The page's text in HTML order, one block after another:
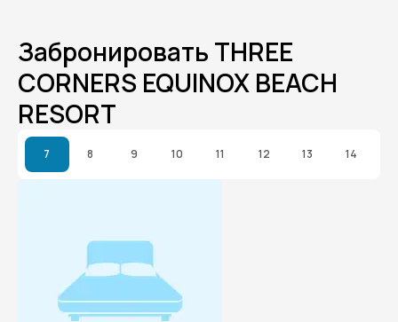
Забронировать THREE
CORNERS EQUINOX BEACH
RESORT
7 8 9 10 11 12 13 14